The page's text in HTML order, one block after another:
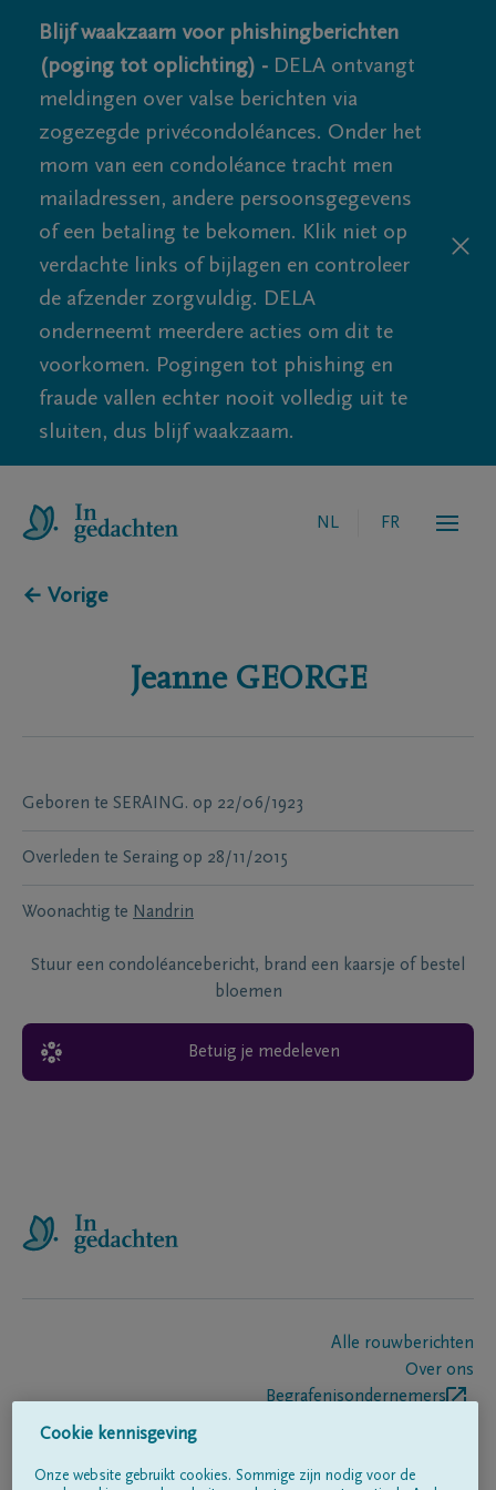
Blijf waakzaam voor phishingberichten
(poging tot oplichting) - DELA ontvangt
meldingen over valse berichten via
zogezegde privécondoléances. Onder het
mom van een condoléance tracht men
mailadressen, andere persoonsgegevens
of een betaling te bekomen. Klik niet op
verdachte links of bijlagen en controleer
de afzender zorgvuldig. DELA
onderneemt meerdere acties om dit te
voorkomen. Pogingen tot phishing en
fraude vallen echter nooit volledig uit te
sluiten, dus blijf waakzaam.
NL FR
← Vorige
Jeanne GEORGE
Geboren te SERAING. op 22/06/1923
Overleden te Seraing op 28/11/2015
Woonachtig te Nandrin
Stuur een condoléancebericht, brand een kaarsje of bestel
bloemen
Betuig je medeleven
Alle rouwberichten
Over ons
Begrafenisondernemers
Cookie kennisgeving
Onze website gebruikt cookies. Sommige zijn nodig voor de